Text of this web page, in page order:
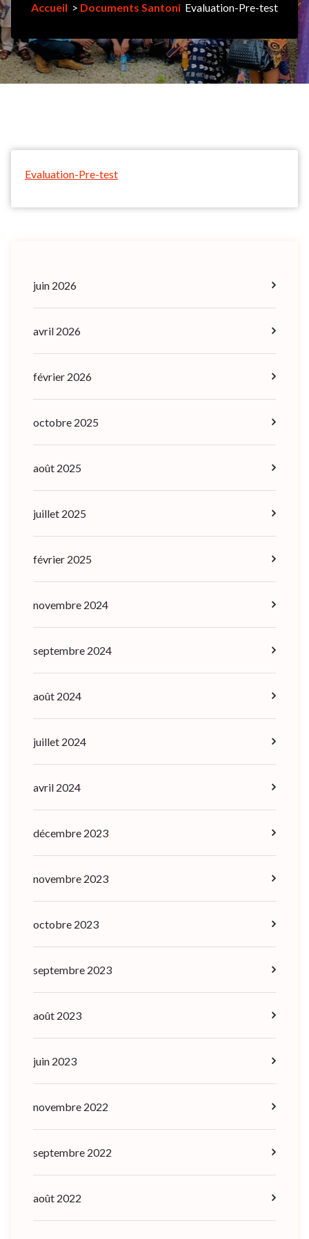
Accueil > Documents Santoni Evaluation-Pre-test
Evaluation-Pre-test
juin 2026
avril 2026
février 2026
octobre 2025
août 2025
juillet 2025
février 2025
novembre 2024
septembre 2024
août 2024
juillet 2024
avril 2024
décembre 2023
novembre 2023
octobre 2023
septembre 2023
août 2023
juin 2023
novembre 2022
septembre 2022
août 2022